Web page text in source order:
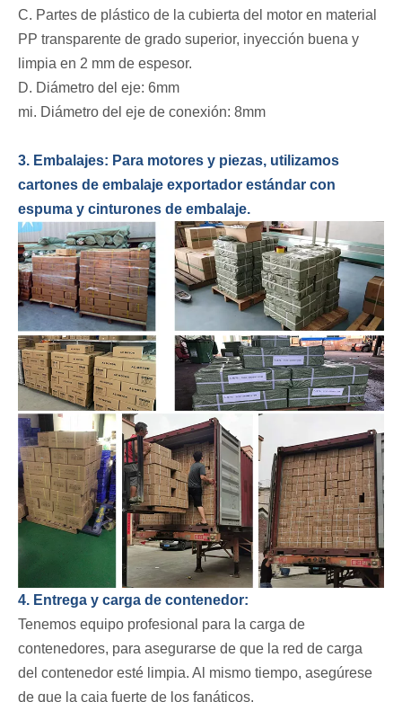
C. Partes de plástico de la cubierta del motor en material
PP transparente de grado superior, inyección buena y
limpia en 2 mm de espesor.
D. Diámetro del eje: 6mm
mi. Diámetro del eje de conexión: 8mm
3. Embalajes: Para motores y piezas, utilizamos
cartones de embalaje exportador estándar con
espuma y cinturones de embalaje.
4. Entrega y carga de contenedor:
Tenemos equipo profesional para la carga de
contenedores, para asegurarse de que la red de carga
del contenedor esté limpia. Al mismo tiempo, asegúrese
de que la caja fuerte de los fanáticos.